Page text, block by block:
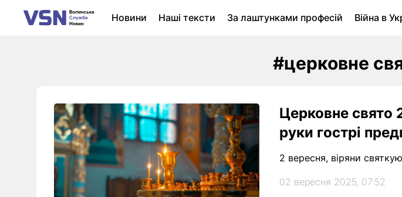
Новини Наші тексти За лаштунками професій Війна в
#церковне
Церковне свято
руки гострі
2 вересня, віряни
02 вересня 2025, 07:52